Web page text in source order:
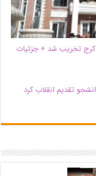
کرج تخریب شد + جزئیات